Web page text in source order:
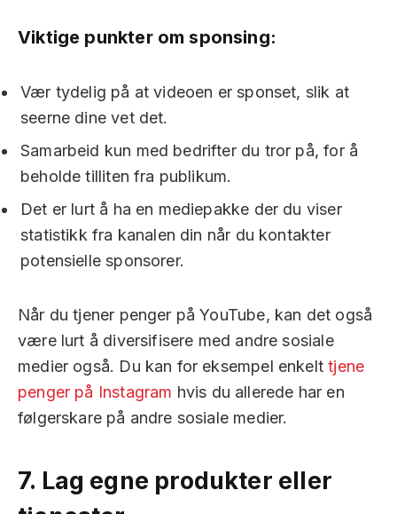
Viktige punkter om sponsing:
Vær tydelig på at videoen er sponset, slik at
seerne dine vet det.
Samarbeid kun med bedrifter du tror på, for å
beholde tilliten fra publikum.
Det er lurt å ha en mediepakke der du viser
statistikk fra kanalen din når du kontakter
potensielle sponsorer.
Når du tjener penger på YouTube, kan det også
være lurt å diversifisere med andre sosiale
medier også. Du kan for eksempel enkelttjene
penger på Instagram hvis du allerede har en
følgerskare på andre sosiale medier.
7. Lag egne produkter eller